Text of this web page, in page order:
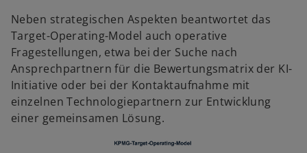
Neben strategischen Aspekten beantwortet das
Target-Operating-Model auch operative
Fragestellungen, etwa bei der Suche nach
Ansprechpartnern für die Bewertungsmatrix der KI-
Initiative oder bei der Kontaktaufnahme mit
einzelnen Technologiepartnern zur Entwicklung
einer gemeinsamen Lösung.